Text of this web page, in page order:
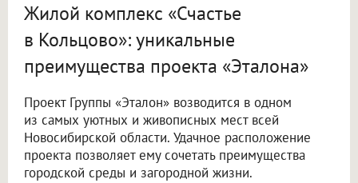
Жилой комплекс «Счастье
в Кольцово»: уникальные
преимущества проекта «Эталона»
Проект Группы «Эталон» возводится в одном
из самых уютных и живописных мест всей
Новосибирской области. Удачное расположение
проекта позволяет ему сочетать преимущества
городской среды и загородной жизни.